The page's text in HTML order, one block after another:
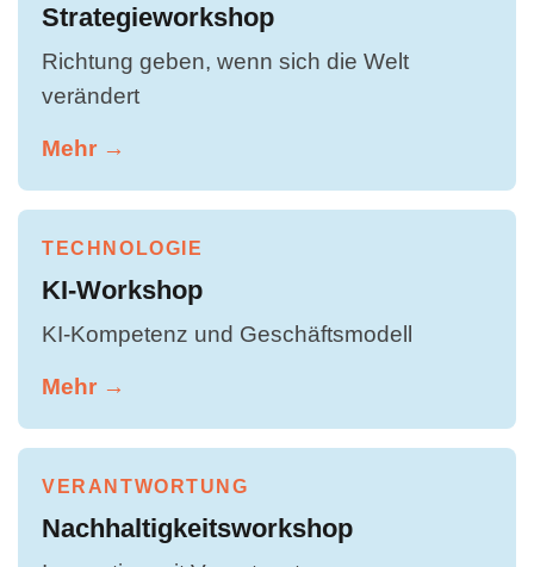
Strategieworkshop
Richtung geben, wenn sich die Welt
verändert
Mehr →
TECHNOLOGIE
KI-Workshop
KI-Kompetenz und Geschäftsmodell
Mehr →
VERANTWORTUNG
Nachhaltigkeitsworkshop